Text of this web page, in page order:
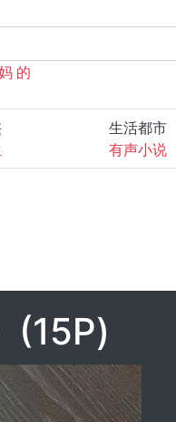
的
生活都市
有声小说
(15P)